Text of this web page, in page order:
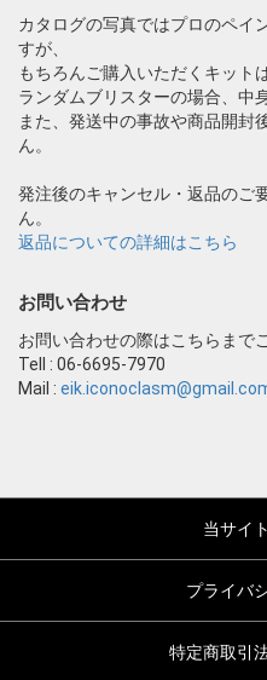
カタログの写真ではプロのペイ
すが、
もちろんご購入いただくキット
ランダムブリスターの場合、中
また、発送中の事故や商品開封
ん。
発注後のキャンセル・返品のご
ん。
返品についての詳細はこちら
お問い合わせ
お問い合わせの際はこちらまで
Tell : 06-6695-7970
Mail :
当サイ
プライバ
特定商取引